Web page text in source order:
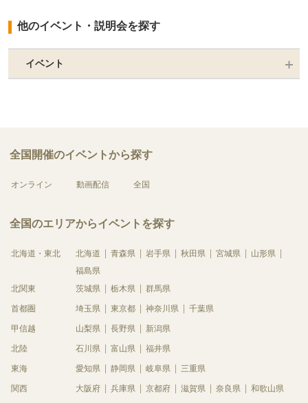
他のイベント・説明会を探す
イベント
全国開催のイベントから探す
オンライン 動画配信 全国
全国のエリアからイベントを探す
北海道・東北 北海道 青森県 岩手県 秋田県 宮城県
山形県
福島県
北関東
茨城県 栃木県 群馬県
首都圏 埼玉県 東京都 神奈川県 千葉県
甲信越 山梨県 長野県 新潟県
北陸 石川県 富山県 福井県
東海 愛知県 静岡県 岐阜県 三重県
関西 大阪府 兵庫県 京都府 滋賀県 奈良県 和歌山県